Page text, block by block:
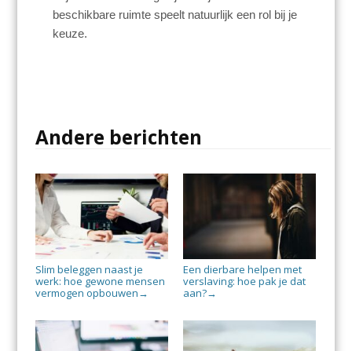
beschikbare ruimte speelt natuurlijk een rol bij je
keuze.
Andere berichten
Slim beleggen naast je
werk: hoe gewone mensen
vermogen opbouwen →
Een dierbare helpen met
verslaving: hoe pak je dat
aan?→